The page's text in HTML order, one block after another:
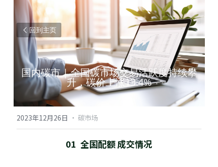
回到主页
国内碳市 | 全国碳市场交易活跃度持续攀
升，碳价上涨13.4%
2023年12月26日 · 碳市场
01  全国配额 成交情况